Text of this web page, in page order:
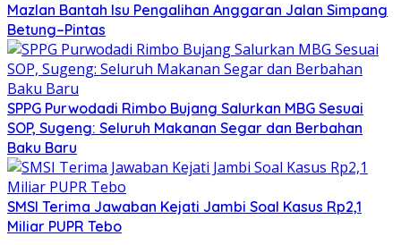
Mazlan Bantah Isu Pengalihan Anggaran Jalan Simpang
Betung–Pintas
SPPG Purwodadi Rimbo Bujang Salurkan MBG Sesuai
SOP, Sugeng: Seluruh Makanan Segar dan Berbahan
Baku Baru
SMSI Terima Jawaban Kejati Jambi Soal Kasus Rp2,1
Miliar PUPR Tebo